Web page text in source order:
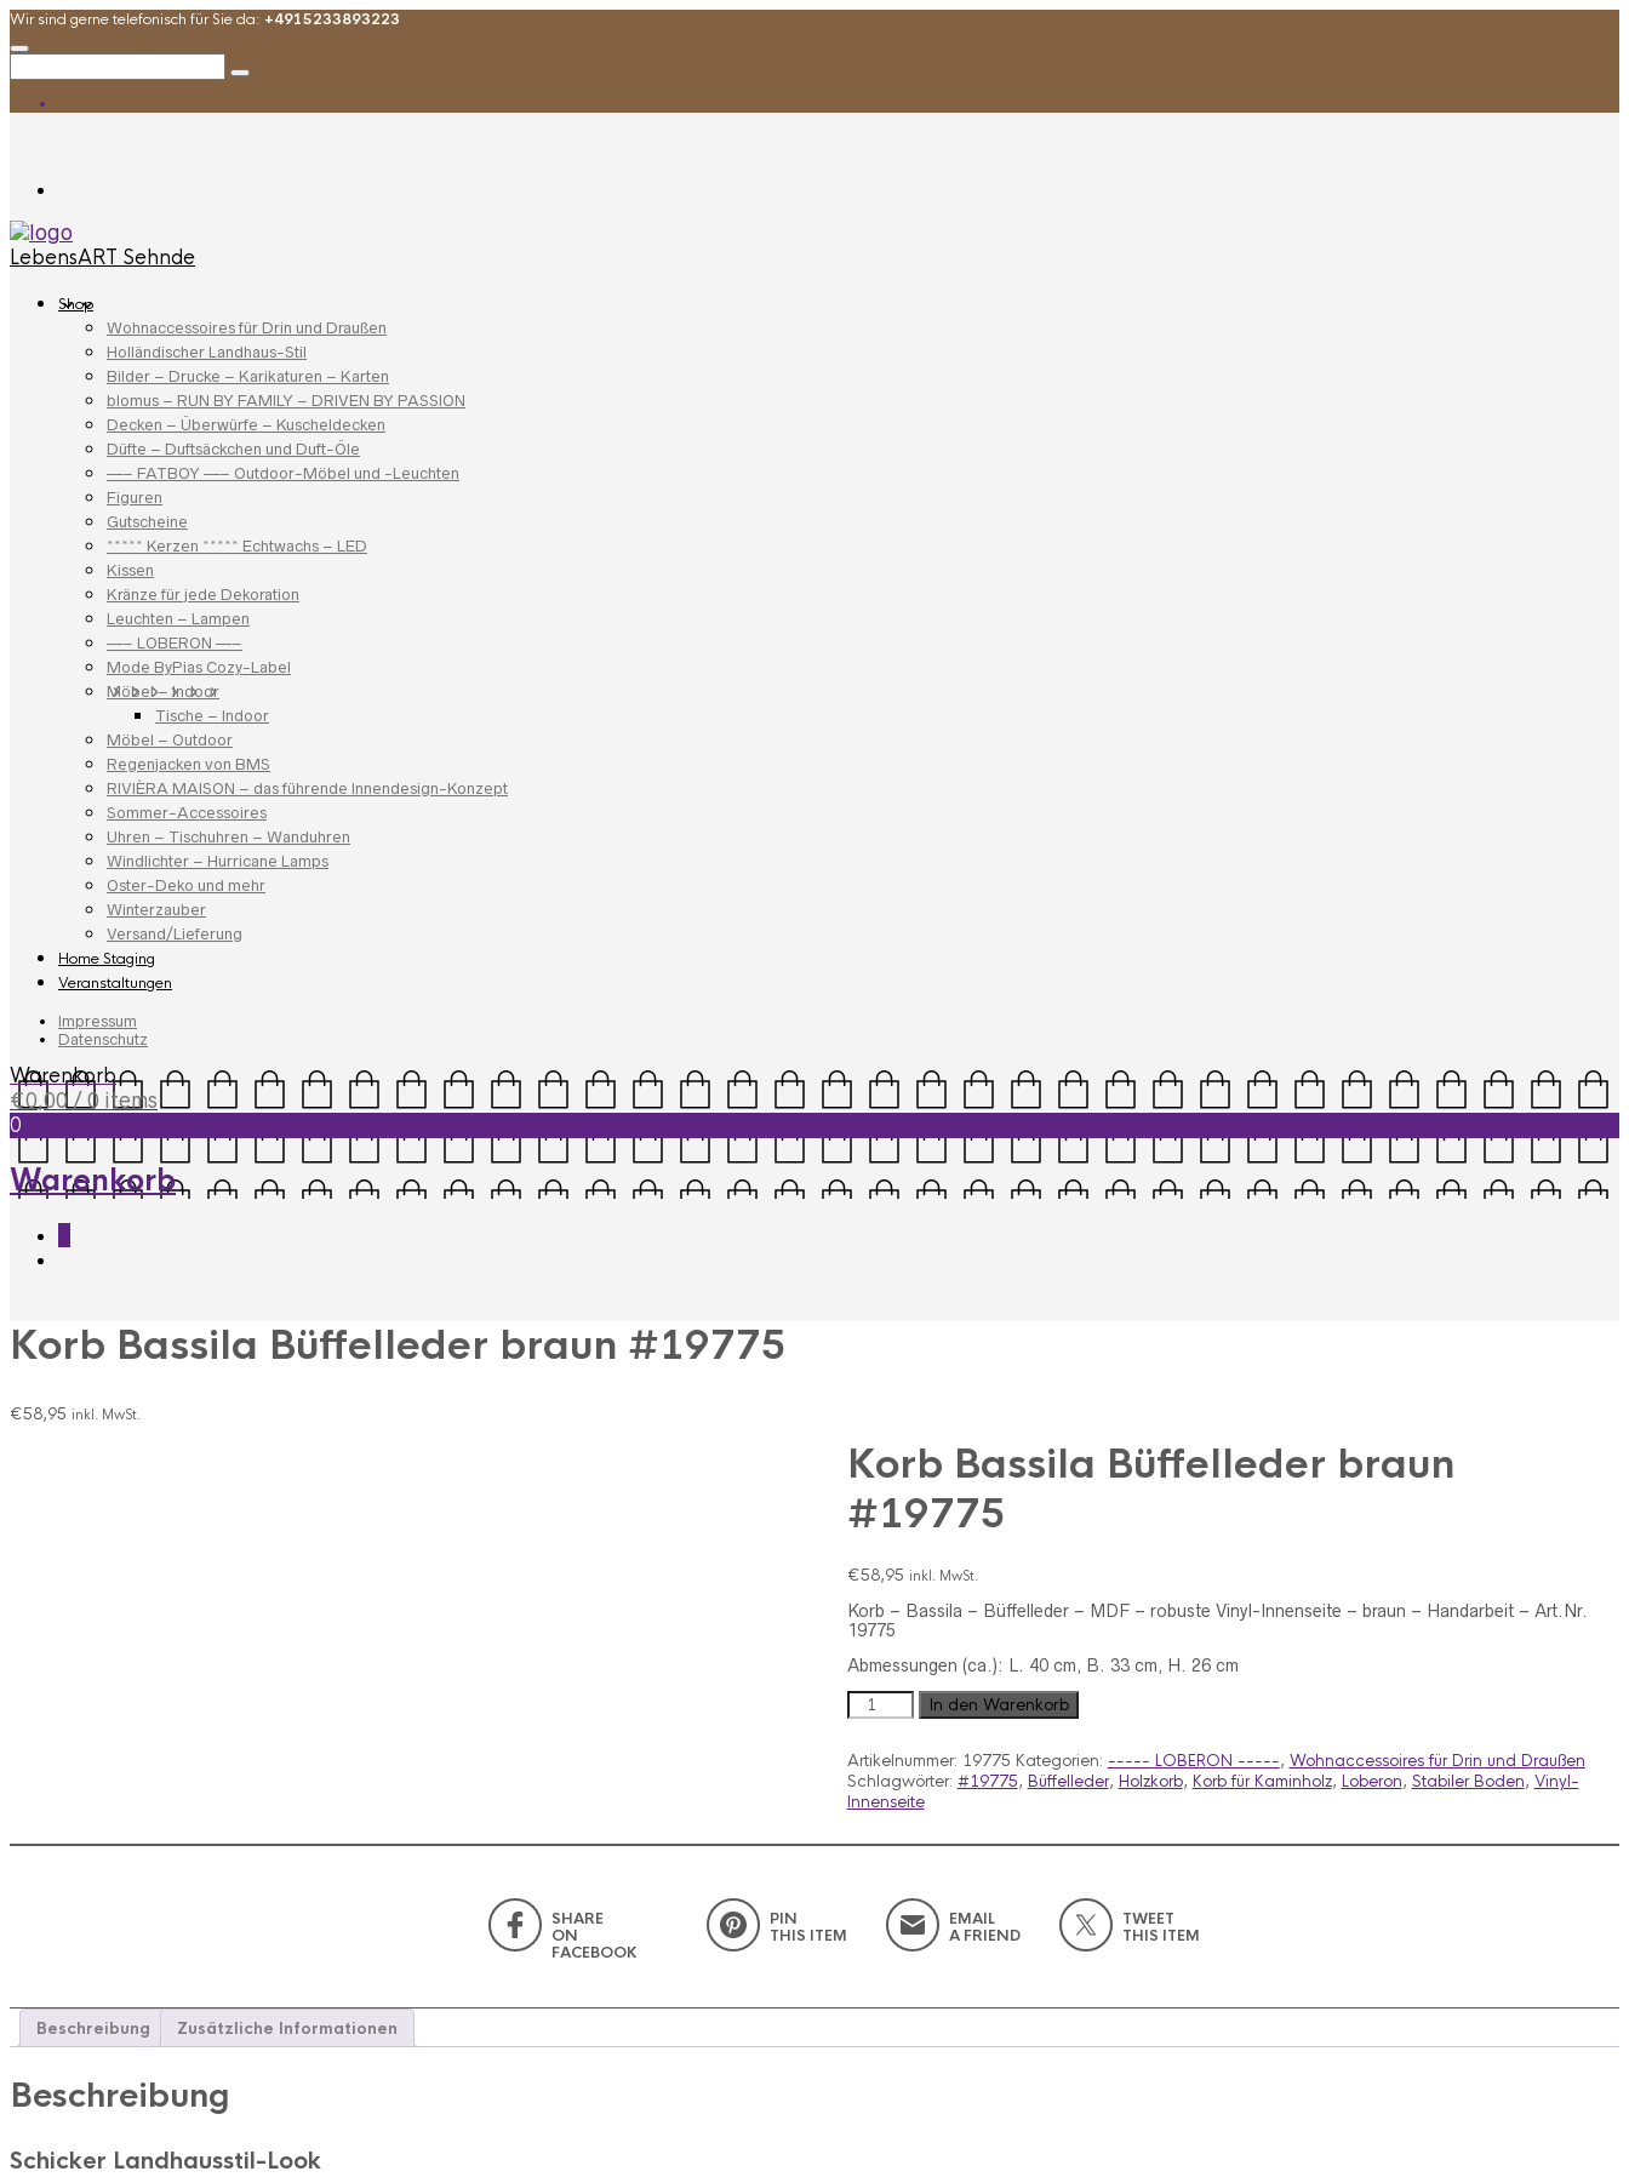
Wir sind gerne telefonisch für Sie da: +4915233893223
LebensART Sehnde
Shop
Wohnaccessoires für Drin und Draußen
Holländischer Landhaus-Stil
Bilder – Drucke – Karikaturen – Karten
blomus – RUN BY FAMILY – DRIVEN BY PASSION
Decken – Überwürfe – Kuscheldecken
Düfte – Duftsäckchen und Duft-Öle
—– FATBOY —– Outdoor-Möbel und -Leuchten
Figuren
Gutscheine
***** Kerzen ***** Echtwachs – LED
Kissen
Kränze für jede Dekoration
Leuchten – Lampen
—– LOBERON —–
Mode ByPias Cozy-Label
Möbel – Indoor
Tische – Indoor
Möbel – Outdoor
Regenjacken von BMS
RIVIÈRA MAISON – das führende Innendesign-Konzept
Sommer-Accessoires
Uhren – Tischuhren – Wanduhren
Windlichter – Hurricane Lamps
Oster-Deko und mehr
Winterzauber
Versand/Lieferung
Home Staging
Veranstaltungen
Impressum
Datenschutz
Warenkorb
€0,00 / 0 items
0
Warenkorb
Korb Bassila Büffelleder braun #19775
€58,95 inkl. MwSt.
Korb Bassila Büffelleder braun
#19775
€58,95 inkl. MwSt.
Korb – Bassila – Büffelleder – MDF – robuste Vinyl-Innenseite – braun – Handarbeit – Art.Nr.
19775
Abmessungen (ca.): L. 40 cm, B. 33 cm, H. 26 cm
Korb
Bassila
braun
#19775
Menge
In den Warenkorb
Artikelnummer: 19775 Kategorien: ----- LOBERON -----, Wohnaccessoires für Drin und Draußen
Schlagwörter: #19775, Büffelleder, Holzkorb, Korb für Kaminholz, Loberon, Stabiler Boden, Vinyl-
Innenseite
SHARE
ON
FACEBOOK
PIN
THIS ITEM
EMAIL
A FRIEND
TWEET
THIS ITEM
Beschreibung Zusätzliche Informationen
Beschreibung
Schicker Landhausstil-Look